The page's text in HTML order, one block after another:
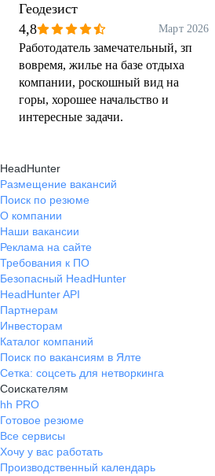
Геодезист
4,8
Март 2026
Работодатель замечательный, зп
вовремя, жилье на базе отдыха
компании, роскошный вид на
горы, хорошее начальство и
интересные задачи.
HeadHunter
Размещение вакансий
Поиск по резюме
О компании
Наши вакансии
Реклама на сайте
Требования к ПО
Безопасный HeadHunter
HeadHunter API
Партнерам
Инвесторам
Каталог компаний
Поиск по вакансиям в Ялте
Сетка: соцсеть для нетворкинга
Соискателям
hh PRO
Готовое резюме
Все сервисы
Хочу у вас работать
Производственный календарь